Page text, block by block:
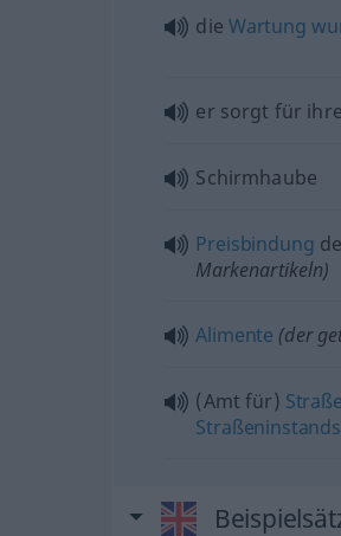
die Wartung
er sorgt für
Schirmhaube
Preisbindung
Markenartikeln)
Alimente (der
(Amt für)